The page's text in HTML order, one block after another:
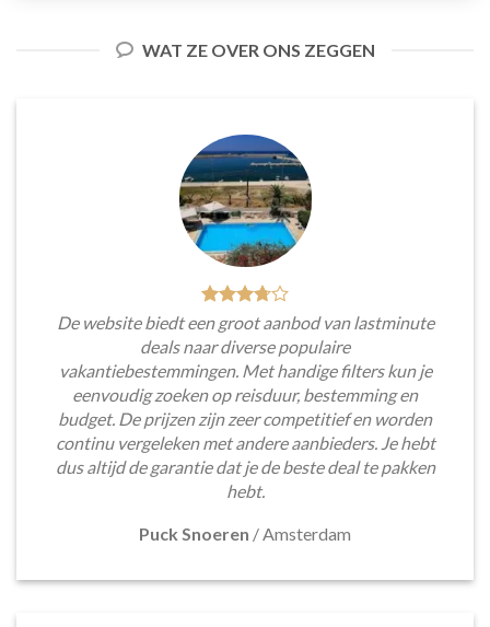
WAT ZE OVER ONS ZEGGEN
De website biedt een groot aanbod van lastminute
deals naar diverse populaire
vakantiebestemmingen. Met handige filters kun je
eenvoudig zoeken op reisduur, bestemming en
budget. De prijzen zijn zeer competitief en worden
continu vergeleken met andere aanbieders. Je hebt
dus altijd de garantie dat je de beste deal te pakken
hebt.
Puck Snoeren /Amsterdam